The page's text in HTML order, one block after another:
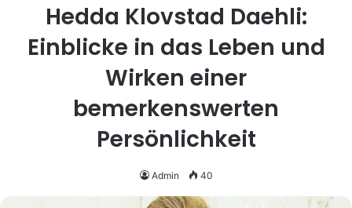
Hedda Klovstad Daehli:
Einblicke in das Leben und
Wirken einer
bemerkenswerten
Persönlichkeit
Admin 40